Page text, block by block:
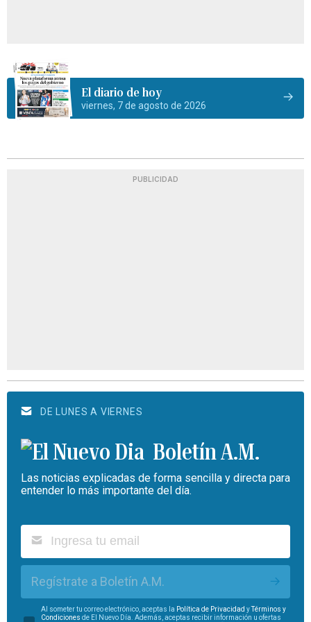
El diario de hoy
viernes, 7 de agosto de 2026
PUBLICIDAD
DE LUNES A VIERNES
Boletín A.M.
Las noticias explicadas de forma sencilla y directa para
entender lo más importante del día.
Regístrate a Boletín A.M.
Al someter tu correo electrónico, aceptas la Política de Privacidad yTérminos y
Condiciones de El Nuevo Día. Además, aceptas recibir información u ofertas